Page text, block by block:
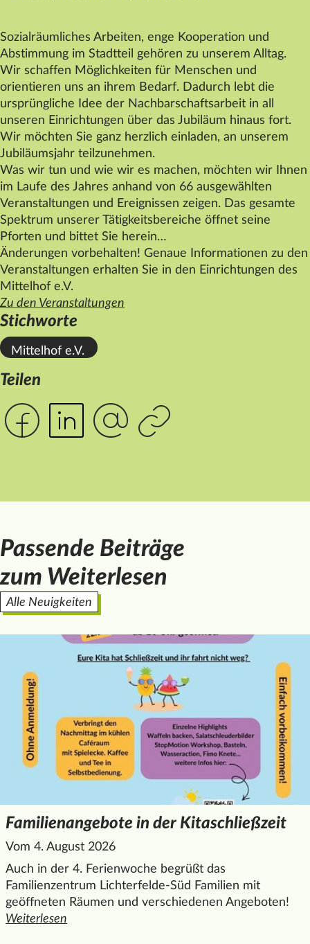
Sozialräumliches Arbeiten, enge Kooperation und
Abstimmung im Stadtteil gehören zu unserem Alltag.
Wir schaffen Möglichkeiten für Menschen und
orientieren uns an ihrem Bedarf. Dadurch lebt die
ursprüngliche Idee der Nachbarschaftsarbeit in all
unseren Einrichtungen über das Jubiläum hinaus fort.
Wir möchten Sie ganz herzlich einladen, an unserem
Jubiläumsjahr teilzunehmen.
Was wir tun und wie wir es machen, möchten wir Ihnen
im Laufe des Jahres anhand von 66 ausgewählten
Veranstaltungen und Ereignissen zeigen. Das gesamte
Spektrum unserer Tätigkeitsbereiche öffnet seine
Pforten und bittet Sie herein…
Änderungen vorbehalten! Genaue Informationen zu den
Veranstaltungen erhalten Sie in den Einrichtungen des
Mittelhof e.V.
Zu den Veranstaltungen
Stichworte
Mittelhof e.V.
Teilen
Passende Beiträge
zum Weiterlesen
Alle Neuigkeiten
Familienangebote in der Kitaschließzeit
Vom 4. August 2026
Auch in der 4. Ferienwoche begrüßt das
Familienzentrum Lichterfelde-Süd Familien mit
geöffneten Räumen und verschiedenen Angeboten!
Weiterlesen
den ganzen Artikel "Familienangebote in der